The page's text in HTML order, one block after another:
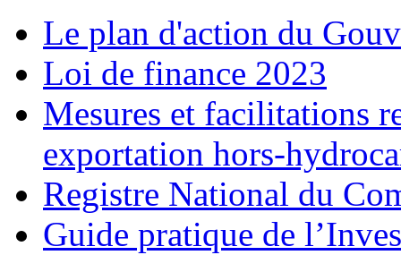
Le plan d'action du
Loi de finance 2023
Mesures et facilitations
exportation hors-
Registre National du
Guide pratique de